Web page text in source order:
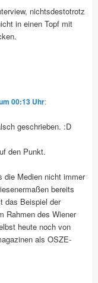
nichtsdestotrotz
in einen Topf mit
00:13 Uhr:
geschrieben. :D
den Punkt.
die Medien nicht immer
bereits
das Beispiel der
Rahmen des Wiener
heute noch von
als OSZE-